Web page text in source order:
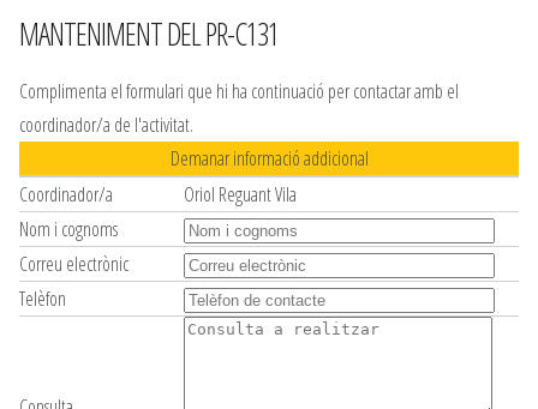
MANTENIMENT DEL PR-C131
Complimenta el formulari que hi ha continuació per contactar amb el
coordinador/a de l'activitat.
Demanar informació addicional
Coordinador/a
Oriol Reguant Vila
Nom i cognoms
Correu electrònic
Telèfon